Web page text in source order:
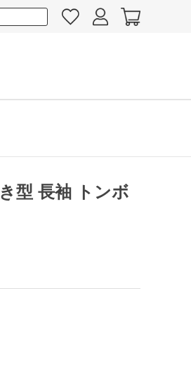
型 長袖 トンボ